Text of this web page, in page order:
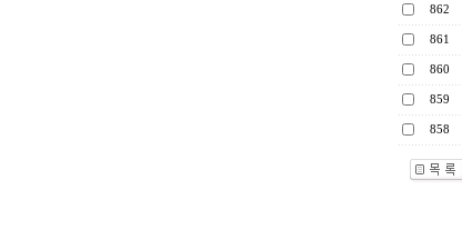
862
861
860
859
858